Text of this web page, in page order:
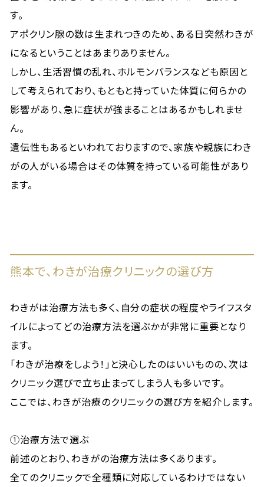
す。
アポクリン腺の数は生まれつきのため、ある日突然わきが
になるということはあまりありません。
しかし、生活習慣の乱れ、ホルモンバランスなども原因と
して考えられており、もともと持っていた体質に何らかの
影響があり、急に症状が強まることはあるかもしれませ
ん。
遺伝性もあるといわれておりますので、家族や親族にわき
がの人がいる場合はその体質を持っている可能性があり
ます。
熊本で、わきが治療クリニックの選び方
わきがは治療方法も多く、自分の症状の程度やライフスタ
イルによってどの治療方法を選ぶかが非常に重要となり
ます。
「わきが治療をしよう！」と決心したのはいいものの、次は
クリニック選びで立ち止まってしまう人も多いです。
ここでは、わきが治療のクリニックの選び方を紹介します。
①治療方法で選ぶ
前述のとおり、わきがの治療方法は多くあります。
全てのクリニックで全種類に対応しているわけではない